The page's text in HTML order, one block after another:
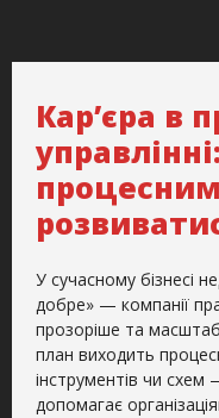
Кар’єра в
У сучасному бізнесі
добре» — компанії
прозоріше та
план виходить
інструментів чи
допомагає